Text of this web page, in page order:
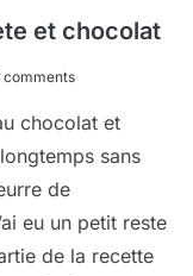
et chocolat
comments
chocolat et
sans
de
eu un petit reste
de la recette